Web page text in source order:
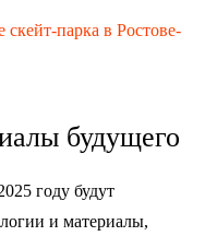
скейт-парка в Ростове-
будущего
году будут
и материалы,